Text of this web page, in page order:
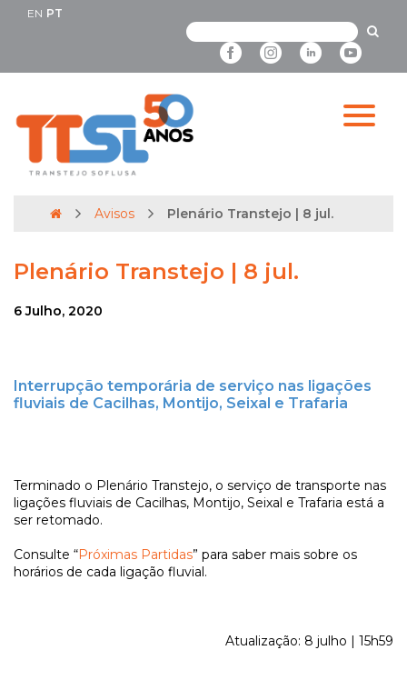
EN PT
Avisos Plenário Transtejo | 8 jul.
Plenário Transtejo | 8 jul.
6 Julho, 2020
Interrupção temporária de serviço nas ligações
fluviais de Cacilhas, Montijo, Seixal e Trafaria
Terminado o Plenário Transtejo, o serviço de transporte nas
ligações fluviais de Cacilhas, Montijo, Seixal e Trafaria está a
ser retomado.
Consulte “Próximas Partidas” para saber mais sobre os
horários de cada ligação fluvial.
Atualização: 8 julho | 15h59